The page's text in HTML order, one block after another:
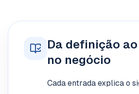
Da definição
no negócio
Cada entrada explica o